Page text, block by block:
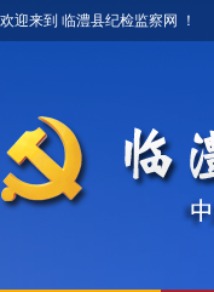
欢迎来到 临澧县纪检监察网 ！